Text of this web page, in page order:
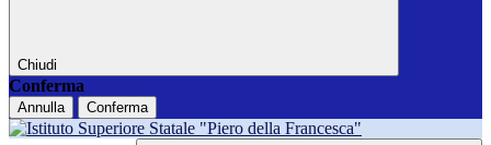
Chiudi
Conferma
Annulla Conferma